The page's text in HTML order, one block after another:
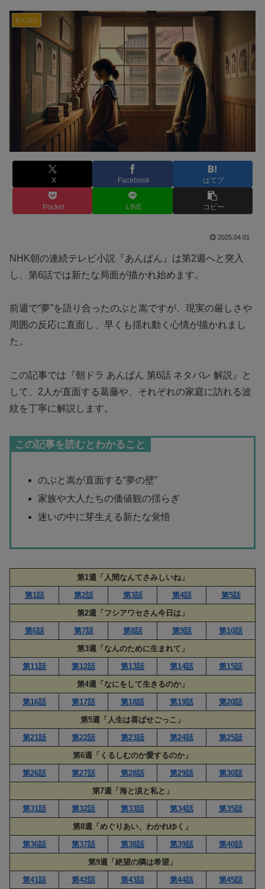
あんぱん
X Facebook はてブ
Pocket LINE コピー
2025.04.01
NHK朝の連続テレビ小説『あんぱん』は第2週へと突入
し、第6話では新たな局面が描かれ始めます。
前週で“夢”を語り合ったのぶと嵩ですが、現実の厳しさや
周囲の反応に直面し、早くも揺れ動く心情が描かれまし
た。
この記事では『朝ドラ あんぱん 第6話 ネタバレ 解説』と
して、2人が直面する葛藤や、それぞれの家庭に訪れる波
紋を丁寧に解説します。
この記事を読むとわかること
のぶと嵩が直面する“夢の壁”
家族や大人たちの価値観の揺らぎ
迷いの中に芽生える新たな覚悟
第1週「人間なんてさみしいね」
第1話
第2話 第3話 第4話
第5話
第2週「フシアワセさん今日は」
第6話
第7話 第8話 第9話
第10話
第3週「なんのために生まれて」
第11話
第12話 第13話 第14話
第15話
第4週「なにをして生きるのか」
第16話
第17話 第18話 第19話
第20話
第5週「人生は喜ばせごっこ」
第21話
第22話 第23話 第24話
第25話
第6週「くるしむのか愛するのか」
第26話
第27話 第28話 第29話
第30話
第7週「海と涙と私と」
第31話
第32話 第33話 第34話
第35話
第8週「めぐりあい、わかれゆく」
第36話
第37話 第38話 第39話
第40話
第9週「絶望の隣は希望」
第41話
第42話 第43話 第44話 第45話